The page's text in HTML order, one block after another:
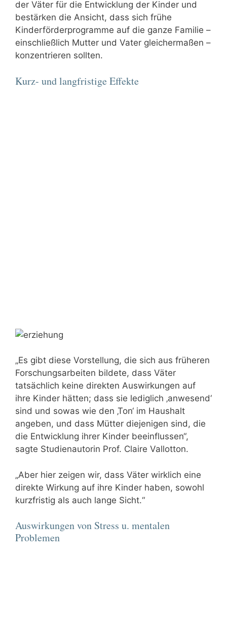
der Väter für die Entwicklung der Kinder und
bestärken die Ansicht, dass sich frühe
Kinderförderprogramme auf die ganze Familie –
einschließlich Mutter und Vater gleichermaßen –
konzentrieren sollten.
Kurz- und langfristige Effekte
„Es gibt diese Vorstellung, die sich aus früheren
Forschungsarbeiten bildete, dass Väter
tatsächlich keine direkten Auswirkungen auf
ihre Kinder hätten; dass sie lediglich ‚anwesend‘
sind und sowas wie den ‚Ton‘ im Haushalt
angeben, und dass Mütter diejenigen sind, die
die Entwicklung ihrer Kinder beeinflussen“,
sagte Studienautorin Prof. Claire Vallotton.
„Aber hier zeigen wir, dass Väter wirklich eine
direkte Wirkung auf ihre Kinder haben, sowohl
kurzfristig als auch lange Sicht.“
Auswirkungen von Stress u. mentalen
Problemen